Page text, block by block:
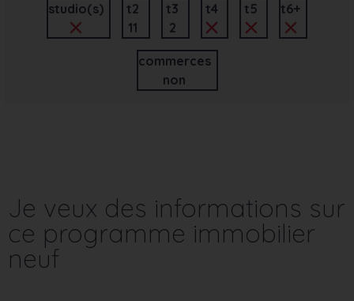
studio(s)
t2
11
t3
2
t4 t5 t6+
commerces
non
Je veux des informations sur
ce programme immobilier
neuf